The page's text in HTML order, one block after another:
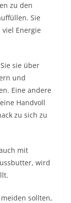
zu den
Sie
Energie
sie über
und
Eine andere
Handvoll
zu sich zu
mit
wird
sollten,